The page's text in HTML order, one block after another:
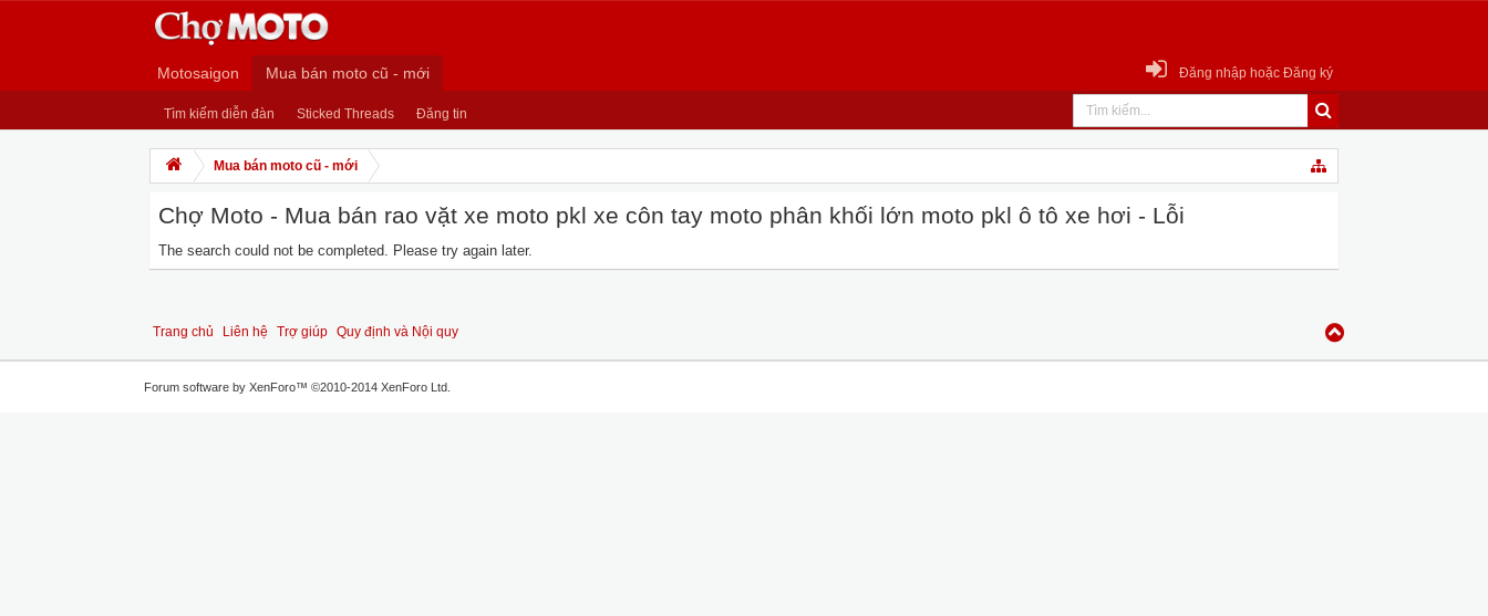
Motosaigon Mua bán moto cũ - mới
Tìm kiếm diễn đàn Sticked Threads Đăng tin
Đăng nhập hoặc Đăng ký
Mua bán moto cũ - mới
Chợ Moto - Mua bán rao vặt xe moto pkl xe côn tay moto phân khối lớn moto pkl ô tô xe hơi - Lỗi
The search could not be completed. Please try again later.
Trang chủ Liên hệ Trợ giúp Quy định và Nội quy
Forum software by XenForo™ ©2010-2014 XenForo Ltd.